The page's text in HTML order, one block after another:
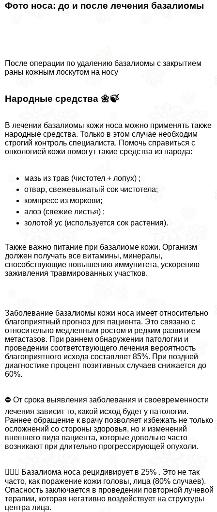
Фото носа: до и после лечения базалиомы
После операции по удалению базалиомы с закрытием
раны кожным лоскутом на носу
Народные средства 🌼🍃
В лечении базалиомы кожи носа можно применять также
народные средства. Только в этом случае необходим
строгий контроль специалиста. Помочь справиться с
oнкoлoгией кожи помогут такие средства из народа:
мазь из трав (чистотел + лопух) ;
отвар, свежевыжатый сок чистотела;
компресс из моркови;
алоэ (свежие листья) ;
золотой ус (используется сок растения).
Также важно питание при базалиоме кожи. Организм
должен получать все витамины, минералы,
способствующие повышению иммунитета, ускорению
заживления травмированных участков.
Заболевание базалиомы кожи носа имеет относительно
благоприятный прогноз для пациента. Это связано с
относительно медленным ростом и редким развитием
метастазов. При раннем обнаружении патологии и
проведении соответствующего лечения вероятность
благоприятного исхода составляет 85%. При поздней
диагностике процент позитивных случаев снижается до
60%.
⛔ От срока выявления заболевания и своевременности
лечения зависит то, какой исход будет у патологии.
Раннее обращение к врачу позволяет избежать не только
осложнений со стороны здоровья, но и изменений
внешнего вида пациента, которые довольно часто
возникают при длительно прогрессирующей опухоли.
👩🏻‍⚕️ Базалиома носа рецидивирует в 25% . Это не так
часто, как поражение кожи головы, лица (80% случаев).
Опасность заключается в проведении повторной лучевой
терапии, которая негативно воздействует на структуры
центра лица.